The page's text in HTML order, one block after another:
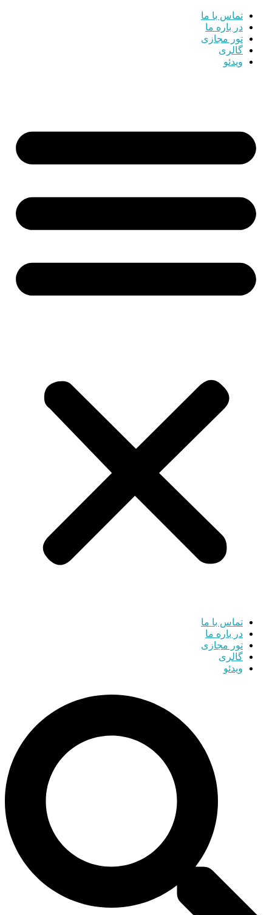
تماس با ما
در باره ما
تور مجازی
گالری
ویدئو
تماس با ما
در باره ما
تور مجازی
گالری
ویدئو